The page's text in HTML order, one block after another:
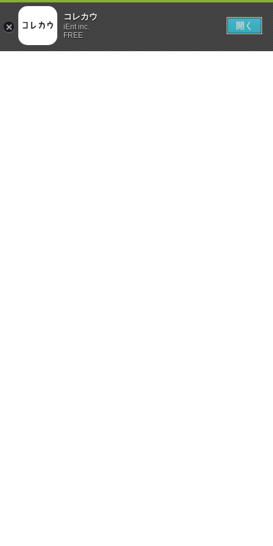
コレカウ
iEnt inc.
FREE
開く